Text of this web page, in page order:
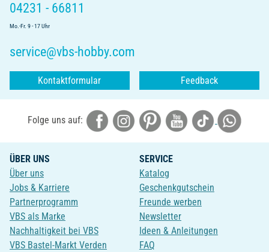
04231 - 66811
Mo.-Fr. 9 - 17 Uhr
service@vbs-hobby.com
Kontaktformular Feedback
Folge uns auf:
ÜBER UNS
Über uns
Jobs & Karriere
Partnerprogramm
VBS als Marke
Nachhaltigkeit bei VBS
VBS Bastel-Markt Verden
SERVICE
Katalog
Geschenkgutschein
Freunde werben
Newsletter
Ideen & Anleitungen
FAQ